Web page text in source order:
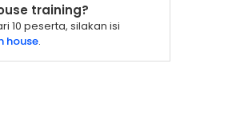
training?
10 peserta, silakan isi
house.